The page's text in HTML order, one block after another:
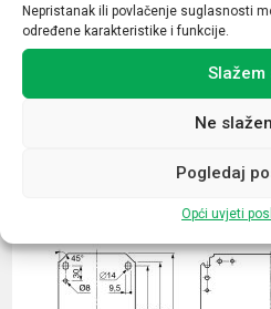
Nepristanak ili povlačenje suglasnosti
određene karakteristike i funkcije.
Slažem
Ne
Pogledaj
Opći uvjeti
Povezani proizvodi